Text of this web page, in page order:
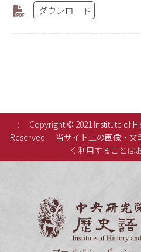
ダウンロード
:::
Copyright © 2021 Institute of
Reserved.
当サイト上の画像・
く利用することは